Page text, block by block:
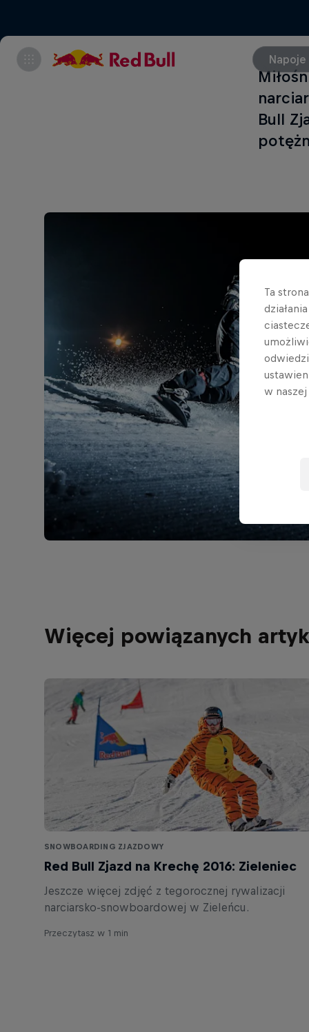
Bull
Więcej powiązanych
SNOWBOARDING ZJAZDOWY
Red Bull Zjazd na Krechę 2016: Zieleniec
Jeszcze więcej zdjęć z tegorocznej rywalizacji
narciarsko-snowboardowej w Zieleńcu.
Przeczytasz w 1 min
Ta
w naszej